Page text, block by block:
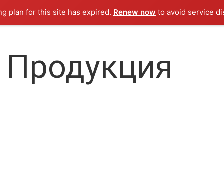
plan for this site has expired. Renew now to avoid service
Продукция